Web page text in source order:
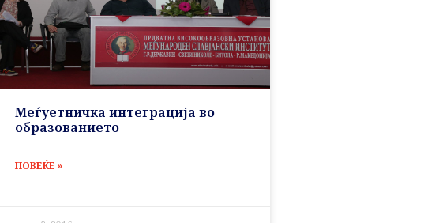
Меѓуетничка интеграција во
образованието
ПОВЕЌЕ »